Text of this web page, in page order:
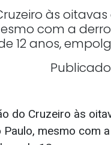
às
com a
12 anos,
do Cruzeiro às
Paulo, mesmo com